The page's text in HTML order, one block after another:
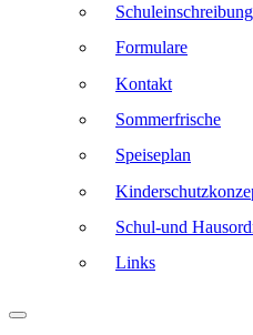
Schuleinschreibung
Formulare
Kontakt
Sommerfrische
Speiseplan
Schul-und
Links